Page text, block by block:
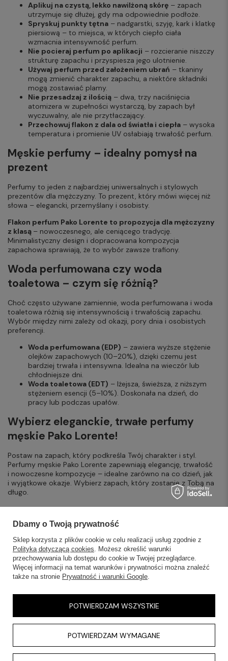
Aplikuj na czystą, lekko nawilżoną skórę – zapach
utrzymuje się dłużej, gdy ma odpowiednie podłoże.
Spryskuj punkty tętna – nadgarstki, szyję, kark i klatkę
piersiową – to miejsca, w których ciepło ciała
wzmacnia intensywność perfum.
Nie pocieraj perfum po aplikacji – rozcieranie niszczy
strukturę zapachu i przyspiesza jego ulotnienie.
Używaj perfum przed założeniem ubrań – tkaniny
mogą zmienić charakter zapachu, a niektóre składniki
mogą zostawiać plamy.
Nie przesadzaj z ilością – dwa, trzy naciśnięcia
atomizera w zupełności wystarczą, by zapach był
wyczuwalny, ale nie przytłaczający.
Przechowuj flakon z dala od światła i ciepła – wysoka
temperatura i promienie UV osłabiają trwałość perfum.
Męskie perfumy – idealny pomysł na
prezent
Perfumy to jeden z najbardziej uniwersalnych i stylowych
prezentów dla mężczyzny. To prezent, który mówi więcej niż
słowa – elegancki, przemyślany i osobisty.
Flakon perfum Pako Lorente to propozycja dla mężczyzny
z klasą – nowoczesnego, ale ceniącego tradycję.
Minimalistyczny design i dopracowana kompozycja
zapachowa sprawiają, że to wybór zawsze trafiony.
Woda perfumowana czy woda
toaletowa – czym się różnią?
Choć często używane zamiennie, woda perfumowana i woda
toaletowa różnią się intensywnością i trwałością zapachu.
Wybór między nimi zależy od okazji, pory dnia i osobistych
preferencji.
Woda perfumowana (EDP) – zawiera wyższe stężenie
olejków zapachowych (10–20%), dzięki czemu jest
bardziej trwała i intensywna. Idealna na wieczór lub
chłodniejsze dni.
Woda toaletowa (EDT) – lżejsza, świeższa, z niższym
stężeniem esencji (5–10%). Doskonała na dzień, do
pracy lub podczas upałów.
Wybierz eleganckie, trwałe perfumy
męskie Pako Lorente!
Postaw na zapach, który podkreśla Twój charakter i styl.
Perfumy męskie Pako Lorente zapewniają elegancję, trwałość
i nowoczesne kompozycje – idealne zarówno na co dzień, jak
i wyjątkowe okazje. Wybierz zapach, który zostanie z Tobą na
długo.
SKLEPY STACJONARNE
Dbamy o Twoją prywatność
Sklep korzysta z plików cookie w celu realizacji usług zgodnie z
Polityką dotyczącą cookies. Możesz określić warunki
przechowywania lub dostępu do cookie w Twojej przeglądarce.
Więcej informacji na temat warunków i prywatności można znaleźć
także na stronie Prywatność i warunki Google.
POTWIERDZAM WYMAGANE
POTWIERDZAM WSZYSTKIE